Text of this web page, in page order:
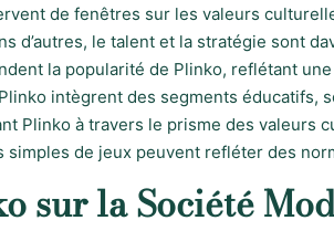
de fenêtres sur les valeurs
d’autres, le talent et la stratégie sont
la popularité de Plinko, reflétant
intègrent des segments éducatifs,
Plinko à travers le prisme des valeurs
de jeux peuvent refléter des
sur la Société